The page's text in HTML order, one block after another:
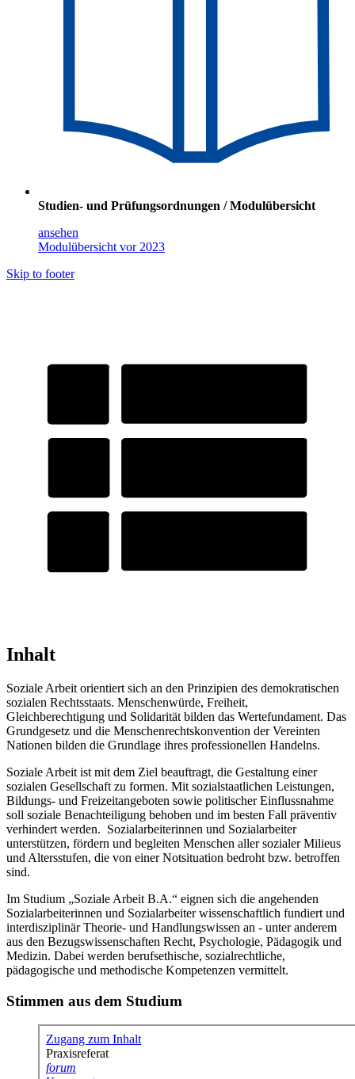
Studien- und Prüfungsordnungen / Modulübersicht
ansehen
Modulübersicht vor 2023
Skip to footer
Inhalt
Soziale Arbeit orientiert sich an den Prinzipien des demokratischen
sozialen Rechtsstaats. Menschenwürde, Freiheit,
Gleichberechtigung und Solidarität bilden das Wertefundament. Das
Grundgesetz und die Menschenrechtskonvention der Vereinten
Nationen bilden die Grundlage ihres professionellen Handelns.
Soziale Arbeit ist mit dem Ziel beauftragt, die Gestaltung einer
sozialen Gesellschaft zu formen. Mit sozialstaatlichen Leistungen,
Bildungs- und Freizeitangeboten sowie politischer Einflussnahme
soll soziale Benachteiligung behoben und im besten Fall präventiv
verhindert werden. Sozialarbeiterinnen und Sozialarbeiter
unterstützen, fördern und begleiten Menschen aller sozialer Milieus
und Altersstufen, die von einer Notsituation bedroht bzw. betroffen
sind.
Im Studium „Soziale Arbeit B.A.“ eignen sich die angehenden
Sozialarbeiterinnen und Sozialarbeiter wissenschaftlich fundiert und
interdisziplinär Theorie- und Handlungswissen an - unter anderem
aus den Bezugswissenschaften Recht, Psychologie, Pädagogik und
Medizin. Dabei werden berufsethische, sozialrechtliche,
pädagogische und methodische Kompetenzen vermittelt.
Stimmen aus dem Studium